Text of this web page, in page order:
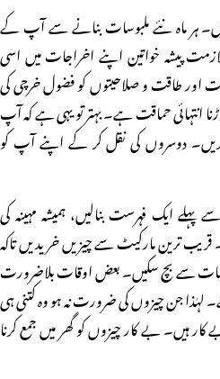
ہر ماہ نئے ملبوسات بنانے سے آپ کے
پیشہ خواتین اپنے اخراجات میں اسی
اور طاقت و صلاحیتوں کو فضول خرچی کی
انتہائی حماقت ہے۔ بہتر تو یہی ہے کہ آپ
دوسروں کی نقل کر کے اپنے آپ کو
ایک فہرست بنالیں، ہمیشہ مہینہ کی
قریب ترین مارکیٹ سے چیزیں خریدیں تاکہ
سے بچ سکیں۔ بعض اوقات بلاضرورت
جن چیزوں کی ضرورت نہ ہو وہ کتنی ہی
بے کار چیزوں کو گھر میں جمع کرنا